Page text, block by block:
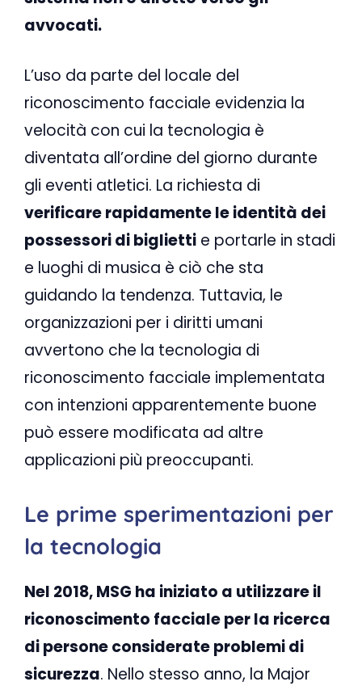
avvocati.
L’uso da parte del locale del
riconoscimento facciale evidenzia la
velocità con cui la tecnologia è
diventata all’ordine del giorno durante
gli eventi atletici. La richiesta di
verificare rapidamente le identità dei
possessori di biglietti e portarle in stadi
e luoghi di musica è ciò che sta
guidando la tendenza. Tuttavia, le
organizzazioni per i diritti umani
avvertono che la tecnologia di
riconoscimento facciale implementata
con intenzioni apparentemente buone
può essere modificata ad altre
applicazioni più preoccupanti.
Le prime sperimentazioni per
la tecnologia
Nel 2018, MSG ha iniziato a utilizzare il
riconoscimento facciale per la ricerca
di persone considerate problemi di
sicurezza. Nello stesso anno, la Major